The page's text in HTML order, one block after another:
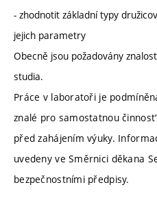
- zhodnotit základní typy
jejich parametry
Obecně jsou požadovány
studia.
Práce v laboratoři je
znalé pro samostatnou
před zahájením výuky.
uvedeny ve Směrnici děkana
bezpečnostními předpisy.